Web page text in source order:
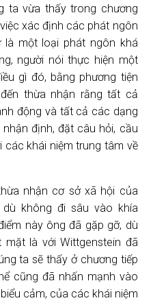
ta vừa thấy trong chương
xác định các phát ngôn
là một loại phát ngôn khá
người nói thực hiện một
gì đó, bằng phương tiện
thừa nhận rằng tất cả
động và tất cả các dạng
định, đặt câu hỏi, cầu
các khái niệm trung tâm về
nhận cơ sở xã hội của
dù không đi sâu vào khía
này ông đã gặp gỡ, dù
mặt là với Wittgenstein đã
ta sẽ thấy ở chương tiếp
cũng đã nhấn mạnh vào
cảm, của các khái niệm